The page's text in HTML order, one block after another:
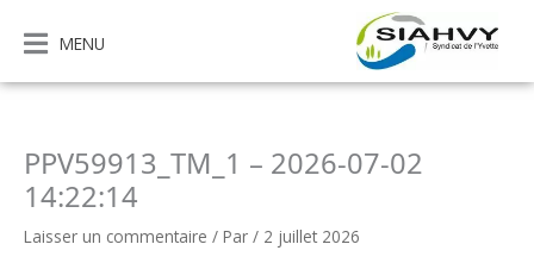
contenu
MENU
PPV59913_TM_1 – 2026-07-02
14:22:14
Laisser un commentaire / Par / 2 juillet 2026